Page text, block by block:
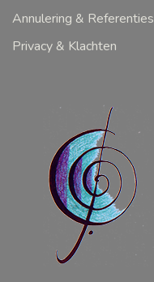
Annulering & Referenties
Privacy & Klachten